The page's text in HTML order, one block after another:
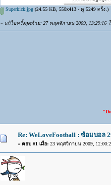
Superkick.jpg(24.55 KB, 550x413 - ดู 5249 ครั้ง.)
« แก้ไขครั้งสุดท้าย: 27 พฤศจิกายน 2009, 13:29:16 โ
"Don't live with
Re: WeLoveFootball : ซ้อมบอล
« ตอบ #1 เมื่อ:23 พฤศจิกายน 2009,